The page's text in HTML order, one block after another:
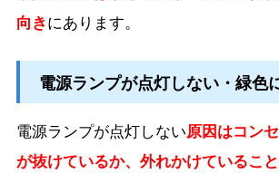
向きにあります。
電源ランプが点灯しない・緑色
電源ランプが点灯しない原因はコン
が抜けているか、外れかけているこ